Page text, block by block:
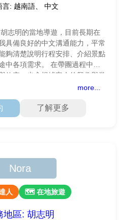
言: 越南語、 中文
志明的當地導遊，目前長期在
具備良好的中文溝通能力，平常
夠清楚說明行程安排、介紹景點
中各項需求。 在帶團過程中，
效率，也會根據客人的興趣與當
讓旅程更加舒適順暢。除了景點
more...
了解更多
Nora
人 🗺 在地旅遊
地區: 胡志明